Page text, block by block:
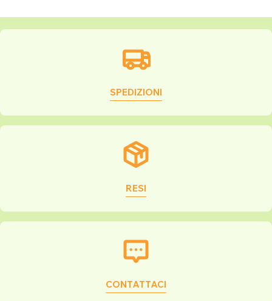
SPEDIZIONI
RESI
CONTATTACI